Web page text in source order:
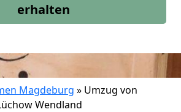
erhalten
Magdeburg » Umzug von
Wendland